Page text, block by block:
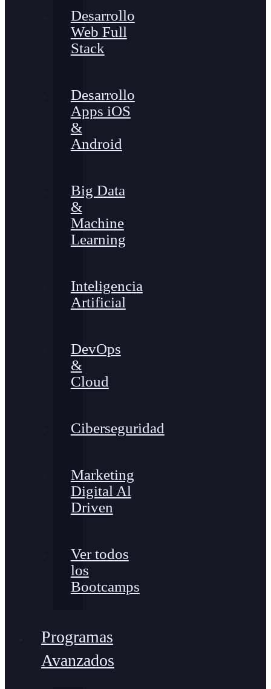
Desarrollo
Web Full
Stack
Desarrollo
Apps iOS
&
Android
Big Data
&
Machine
Learning
Inteligencia
Artificial
DevOps
&
Cloud
Ciberseguridad
Marketing
Digital Al
Driven
Ver todos
los
Bootcamps
Programas
Avanzados